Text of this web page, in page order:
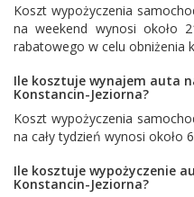
Koszt wypożyczenia
na weekend wynosi około
rabatowego w celu obniżenia
Ile kosztuje wynajem auta
Konstancin-Jeziorna?
Koszt wypożyczenia
na cały tydzień wynosi około
Ile kosztuje wypożyczenie
Konstancin-Jeziorna?